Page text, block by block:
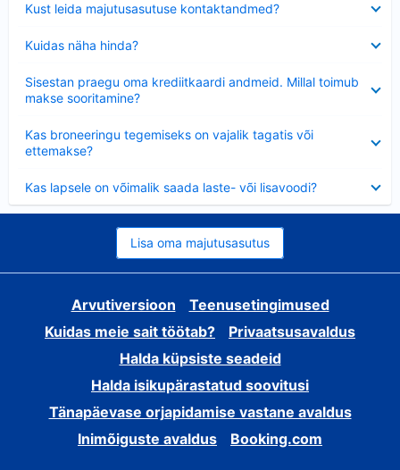
Kust leida majutusasutuse kontaktandmed?
Kuidas näha hinda?
Sisestan praegu oma krediitkaardi andmeid. Millal toimub
makse sooritamine?
Kas broneeringu tegemiseks on vajalik tagatis või
ettemakse?
Kas lapsele on võimalik saada laste- või lisavoodi?
Lisa oma majutusasutus
Arvutiversioon
Teenusetingimused
Kuidas meie sait töötab?
Privaatsusavaldus
Halda küpsiste seadeid
Halda isikupärastatud soovitusi
Tänapäevase orjapidamise vastane avaldus
Inimõiguste avaldus
Booking.com